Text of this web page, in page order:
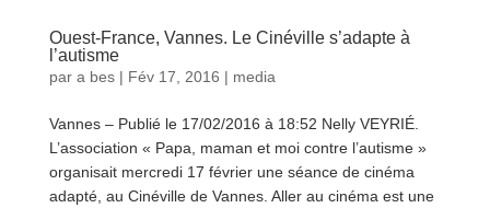
Ouest-France, Vannes. Le Cinéville s’adapte à
l’autisme
par a bes| Fév 17, 2016 | media
Vannes – Publié le 17/02/2016 à 18:52 Nelly VEYRIÉ.
L’association « Papa, maman et moi contre l’autisme »
organisait mercredi 17 février une séance de cinéma
adapté, au Cinéville de Vannes. Aller au cinéma est une